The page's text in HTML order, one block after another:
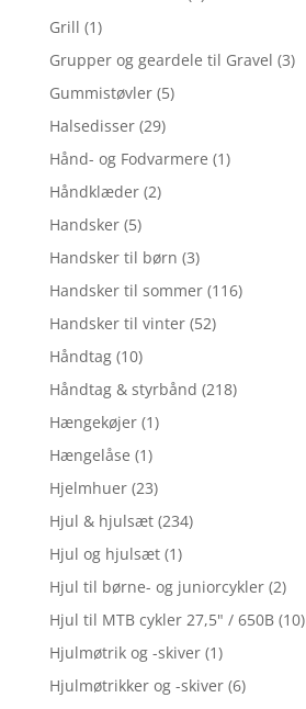
Grill (1)
Grupper og geardele til Gravel (3)
Gummistøvler (5)
Halsedisser (29)
Hånd- og Fodvarmere (1)
Håndklæder (2)
Handsker (5)
Handsker til børn (3)
Handsker til sommer (116)
Handsker til vinter (52)
Håndtag (10)
Håndtag & styrbånd (218)
Hængekøjer (1)
Hængelåse (1)
Hjelmhuer (23)
Hjul & hjulsæt (234)
Hjul og hjulsæt (1)
Hjul til børne- og juniorcykler (2)
Hjul til MTB cykler 27,5" / 650B (10)
Hjulmøtrik og -skiver (1)
Hjulmøtrikker og -skiver (6)